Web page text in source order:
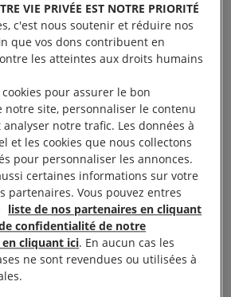
a rendu hier sa décision
il a fait l’objet concernant la loi
des multinationales (1). Il a
Constitution l’essentiel du texte,
d’une nouvelle obligation
sur les entreprises
matière de protection des droits
Même si le Conseil
du texte instituant une
confirme la possibilité
le juge la responsabilité des
VIE PRIVÉE EST NOTRE PRIORITÉ
c'est nous soutenir et réduire nos
que vos dons contribuent en
les atteintes aux droits humains
pour assurer le bon
site, personnaliser le contenu
notre trafic. Les données à
et les cookies que nous collectons
pour personnaliser les annonces.
certaines informations sur votre
partenaires. Vous pouvez entres
liste de nos partenaires en cliquant
confidentialité de notre
cliquant ici. En aucun cas les
ne sont revendues ou utilisées à